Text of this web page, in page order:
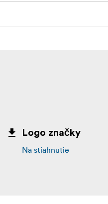
Logo značky
Na stiahnutie